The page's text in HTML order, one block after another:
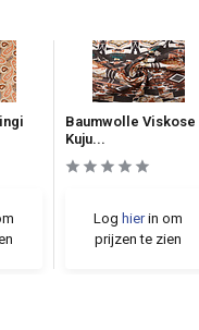
Baumwolle Viskose
Kuju...
Log hierin om
prijzen te zien